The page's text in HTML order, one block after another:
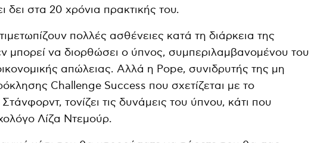
δει στα 20 χρόνια πρακτικής του.
πολλές ασθένειες κατά τη διάρκεια της
μπορεί να διορθώσει ο ύπνος, συμπεριλαμβανομένου του
απώλειας. Αλλά η Pope, συνιδρυτής της μη
Challenge Success που σχετίζεται με το
τονίζει τις δυνάμεις του ύπνου, κάτι που
Λίζα Ντεμούρ.